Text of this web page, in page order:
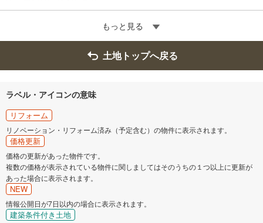
もっと見る
土地トップへ戻る
ラベル・アイコンの意味
リフォーム
リノベーション・リフォーム済み（予定含む）の物件に表示されます。
価格更新
価格の更新があった物件です。
複数の価格が表示されている物件に関しましてはそのうちの１つ以上に更新が
あった場合に表示されます。
NEW
情報公開日が7日以内の場合に表示されます。
建築条件付き土地